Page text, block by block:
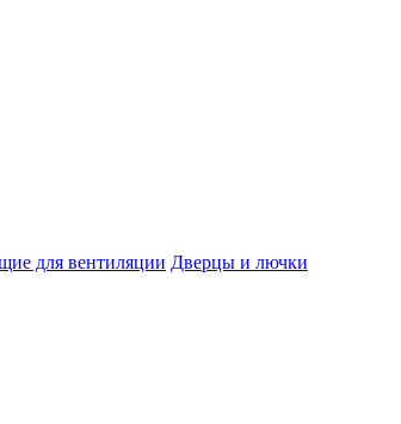
для вентиляции Дверцы и лючки